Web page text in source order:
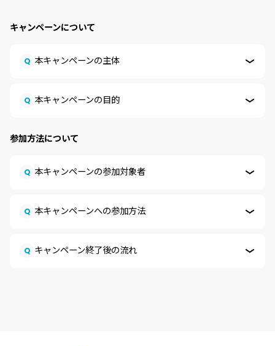
キャンペーンについて
Q 本キャンペーンの主体
Q 本キャンペーンの目的
参加方法について
Q 本キャンペーンの参加対象者
Q 本キャンペーンへの参加方法
Q キャンペーン終了後の流れ